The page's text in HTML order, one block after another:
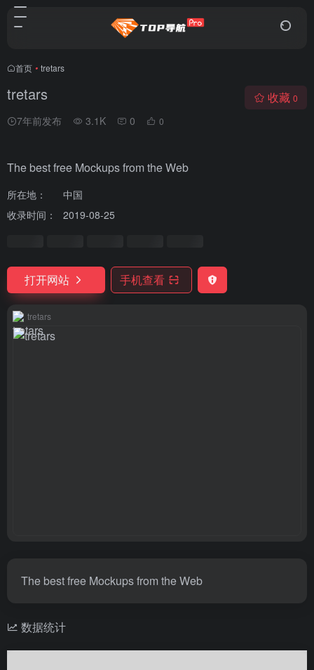
首页 • tretars
tretars
7年前发布 3.1K 0 0
收藏 0
The best free Mockups from the Web
所在地：
中国
收录时间：
2019-08-25
打开网站 手机查看
tretars
The best free Mockups from the Web
数据统计